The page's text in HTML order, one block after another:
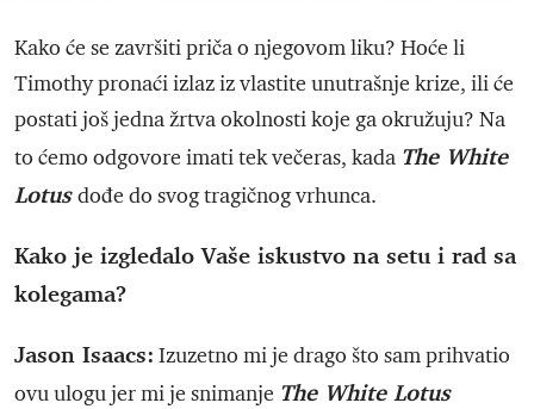
Kako će se završiti priča o njegovom liku? Hoće li
Timothy pronaći izlaz iz vlastite unutrašnje krize, ili će
postati još jedna žrtva okolnosti koje ga okružuju? Na
to ćemo odgovore imati tek večeras, kada The White
Lotus dođe do svog tragičnog vrhunca.
Kako je izgledalo Vaše iskustvo na setu i rad sa
kolegama?
Jason Isaacs: Izuzetno mi je drago što sam prihvatio
ovu ulogu jer mi je snimanje The White Lotus